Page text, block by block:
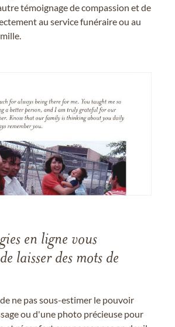
témoignage de compassion et de
au service funéraire ou au
en ligne vous
laisser des mots de
ne pas sous-estimer le pouvoir
ou d'une photo précieuse pour